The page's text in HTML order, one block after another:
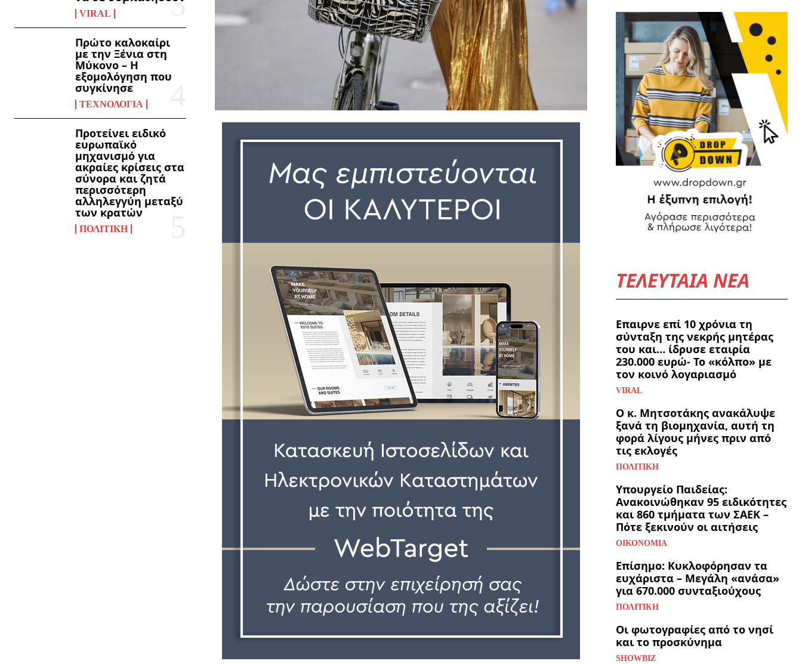
VIRAL
Πρώτο καλοκαίρι
με την Ξένια στη
Μύκονο – Η
εξομολόγηση που
συγκίνησε
ΤΕΧΝΟΛΟΓΊΑ
Προτείνει ειδικό
ευρωπαϊκό
μηχανισμό για
ακραίες κρίσεις στα
σύνορα και ζητά
περισσότερη
αλληλεγγύη μεταξύ
των κρατών
ΠΟΛΙΤΙΚΉ
ΤΕΛΕΥΤΑΙΑ ΝΕΑ
Επαιρνε επί 10 χρόνια τη
σύνταξη της νεκρής μητέρας
του και… ίδρυσε εταιρία
230.000 ευρώ- Το «κόλπο» με
τον κοινό λογαριασμό
VIRAL
Ο κ. Μητσοτάκης ανακάλυψε
ξανά τη βιομηχανία, αυτή τη
φορά λίγους μήνες πριν από
τις εκλογές
ΠΟΛΙΤΙΚΉ
Υπουργείο Παιδείας:
Ανακοινώθηκαν 95 ειδικότητες
και 860 τμήματα των ΣΑΕΚ –
Πότε ξεκινούν οι αιτήσεις
ΟΙΚΟΝΟΜΊΑ
Επίσημο: Κυκλοφόρησαν τα
ευχάριστα – Μεγάλη «ανάσα»
για 670.000 συνταξιούχους
ΠΟΛΙΤΙΚΉ
Οι φωτογραφίες από το νησί
και το προσκύνημα
SHOWBIZ